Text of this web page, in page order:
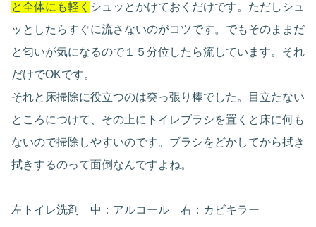
と全体にも軽く シュッとかけておくだけです。ただしシュ
ッとしたらすぐに流さないのがコツです。でもそのままだ
と匂いが気になるので１５分位したら流しています。それ
だけでOKです。
それと床掃除に役立つのは突っ張り棒でした。目立たない
ところにつけて、その上にトイレブラシを置くと床に何も
ないので掃除しやすいのです。ブラシをどかしてから拭き
拭きするのって面倒なんですよね。
左トイレ洗剤 中：アルコール 右：カビキラー